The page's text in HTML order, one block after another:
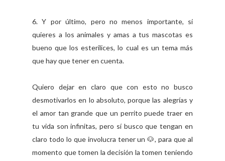
6. Y por último, pero no menos importante, sí
quieres a los animales y amas a tus mascotas es
bueno que los esterilices, lo cual es un tema más
que hay que tener en cuenta.
Quiero dejar en claro que con esto no busco
desmotivarlos en lo absoluto, porque las alegrías y
el amor tan grande que un perrito puede traer en
tu vida son infinitas, pero sí busco que tengan en
claro todo lo que involucra tener un 🐶, para que al
momento que tomen la decisión la tomen teniendo